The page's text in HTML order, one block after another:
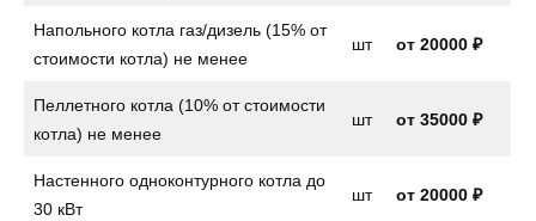
Напольного котла газ/дизель (15% от
стоимости котла) не менее
шт от 20000 ₽
Пеллетного котла (10% от стоимости
котла) не менее
шт от 35000 ₽
Настенного одноконтурного котла до
30 кВт
шт от 20000 ₽